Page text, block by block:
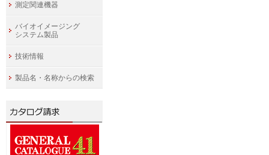
測定関連機器
バイオイメージング
システム製品
技術情報
製品名・名称からの検索